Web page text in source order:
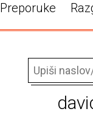
Preporuke